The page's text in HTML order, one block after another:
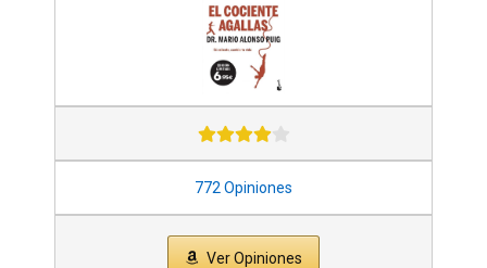
772 Opiniones
Ver Opiniones